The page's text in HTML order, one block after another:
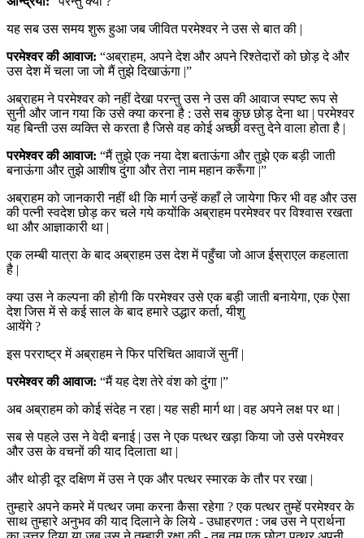
यह सब उस समय शुरू हुआ जब जीवित परमेश्वर ने उस से बात की |
परमेश्वर की आवाज: “अब्राहम, अपने देश और अपने रिश्तेदारों को छोड़ दे और
उस देश में चला जा जो मैं तुझे दिखाऊंगा |”
अब्राहम ने परमेश्वर को नहीं देखा परन्तु उस ने उस की आवाज स्पष्ट रूप से
सुनी और जान गया कि उसे क्या करना है : उसे सब कुछ छोड़ देना था | परमेश्वर
यह बिन्ती उस व्यक्ति से करता है जिसे वह कोई अच्छी वस्तु देने वाला होता है |
परमेश्वर की आवाज: “मैं तुझे एक नया देश बताऊंगा और तुझे एक बड़ी जाती
बनाऊंगा और तुझे आशीष दुंगा और तेरा नाम महान करूँगा |”
अब्राहम को जानकारी नहीं थी कि मार्ग उन्हें कहाँ ले जायेगा फिर भी वह और उस
की पत्नी स्वदेश छोड़ कर चले गये कयोंकि अब्राहम परमेश्वर पर विश्वास रखता
था और आज्ञाकारी था |
एक लम्बी यात्रा के बाद अब्राहम उस देश में पहुँचा जो आज ईस्राएल कहलाता
है |
क्या उस ने कल्पना की होगी कि परमेश्वर उसे एक बड़ी जाती बनायेगा, एक ऐसा
देश जिस में से कई साल के बाद हमारे उद्धार कर्ता, यीशु
आयेंगे ?
इस परराष्ट्र में अब्राहम ने फिर परिचित आवाजें सुनीं |
परमेश्वर की आवाज: “मैं यह देश तेरे वंश को दुंगा |”
अब अब्राहम को कोई संदेह न रहा | यह सही मार्ग था | वह अपने लक्ष पर था |
सब से पहले उस ने वेदी बनाई | उस ने एक पत्थर खड़ा किया जो उसे परमेश्वर
और उस के वचनों की याद दिलाता था |
और थोड़ी दूर दक्षिण में उस ने एक और पत्थर स्मारक के तौर पर रखा |
तुम्हारे अपने कमरे में पत्थर जमा करना कैसा रहेगा ? एक पत्थर तुम्हें परमेश्वर के
साथ तुम्हारे अनुभव की याद दिलाने के लिये - उधाहरणत : जब उस ने प्रार्थना